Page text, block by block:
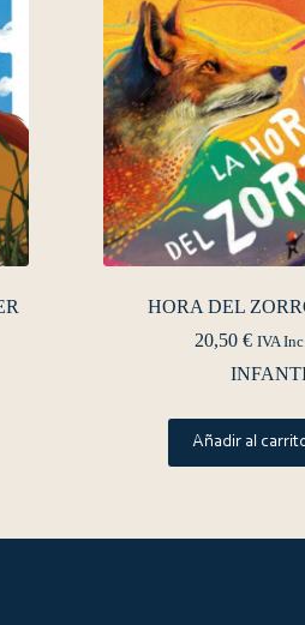
HORA DEL
20,50 € IVA Inc.
Añadir al